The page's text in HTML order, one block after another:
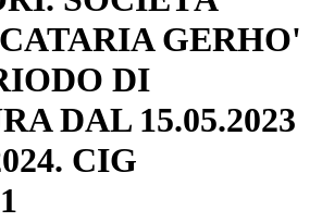
GERHO'
DI
DAL 15.05.2023
CIG